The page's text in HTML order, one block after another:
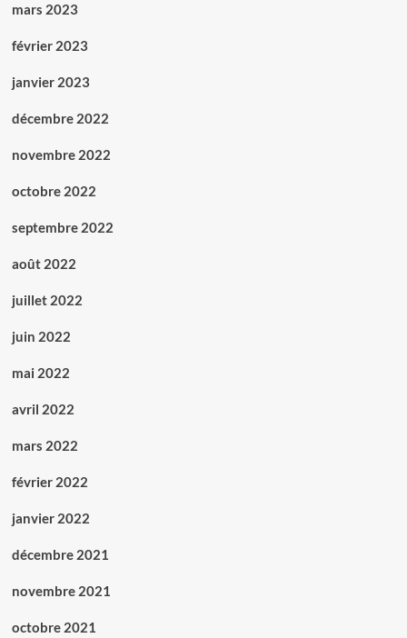
mars 2023
février 2023
janvier 2023
décembre 2022
novembre 2022
octobre 2022
septembre 2022
août 2022
juillet 2022
juin 2022
mai 2022
avril 2022
mars 2022
février 2022
janvier 2022
décembre 2021
novembre 2021
octobre 2021